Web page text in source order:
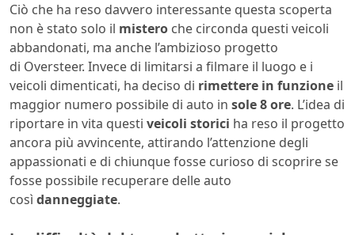
Ciò che ha reso davvero interessante questa scoperta
non è stato solo il mistero che circonda questi veicoli
abbandonati, ma anche l’ambizioso progetto
di Oversteer. Invece di limitarsi a filmare il luogo e i
veicoli dimenticati, ha deciso di rimettere in funzione il
maggior numero possibile di auto in sole 8 ore. L’idea di
riportare in vita questi veicoli storici ha reso il progetto
ancora più avvincente, attirando l’attenzione degli
appassionati e di chiunque fosse curioso di scoprire se
fosse possibile recuperare delle auto
così danneggiate.